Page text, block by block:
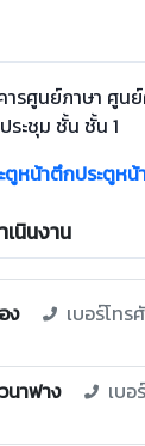
ารศูนย์ภาษา ศูน
ระชุม ชั้น ชั้น 1
ตูหน้าตึกประตูห
นินงาน
ง
เบอร์โทร
นาฟาง
เบ